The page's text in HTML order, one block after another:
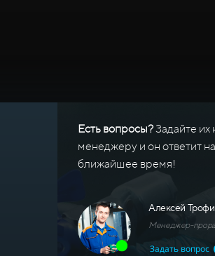
Укажите
*Этот шаг можно пропустить
Есть вопросы?Задайте
менеджеру и он ответит
ближайшее время!
Алексей
Менеджер-
Задать вопрос